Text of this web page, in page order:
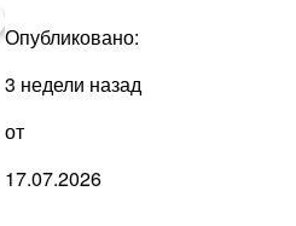
Опубликовано:
3 недели назад
от
17.07.2026